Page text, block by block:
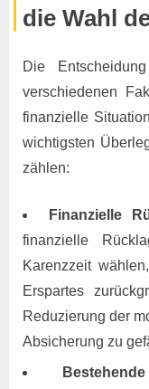
die Wahl
Die
verschiedenen
finanzielle
wichtigsten
zählen:
Finanzielle
finanzielle
Karenzzeit
Erspartes
Reduzierung der
Absicherung zu